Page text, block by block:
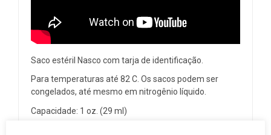
Saco estéril Nasco com tarja de identificação.
Para temperaturas até 82 C. Os sacos podem ser
congelados, até mesmo em nitrogênio líquido.
Capacidade: 1 oz. (29 ml)